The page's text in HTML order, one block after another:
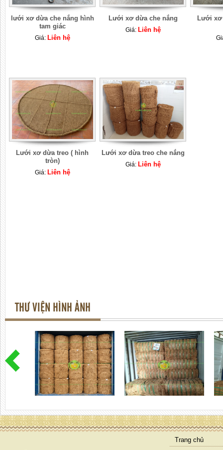
lưới xơ dừa che nắng hình
tam giác
Giá: Liên hệ
Lưới xơ dừa che nắng
Giá: Liên hệ
Lưới xơ
Lưới xơ dừa treo ( hình
tròn)
Giá: Liên hệ
Lưới xơ dừa treo che nắng
Giá: Liên hệ
THƯ VIỆN HÌNH ẢNH
Trang chủ